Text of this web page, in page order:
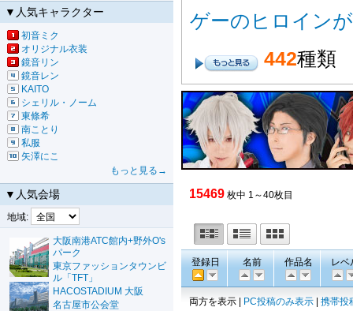
▼人気キャラクター
初音ミク
オリジナル衣装
鏡音リン
鏡音レン
KAITO
シェリル・ノーム
東條希
南ことり
私服
矢澤にこ
もっと見る→
▼人気会場
地域:
大阪南港ATC館内+野外O's
パーク
東京ファッションタウンビ
ル「TFT」
HACOSTADIUM 大阪
名古屋市公会堂
ゲーのヒロイン
442種類
15469 枚中 1～40枚目
登録日 名前 作品名 レベ
両方を表示 | PC投稿のみ表示 携帯投